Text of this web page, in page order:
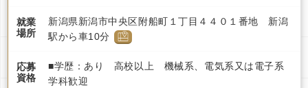
就業
場所
新潟県新潟市中央区附船町１丁目４４０１番地 新潟
駅から車10分
応募
資格
■学歴：あり 高校以上 機械系、電気系又は電子系
学科歓迎